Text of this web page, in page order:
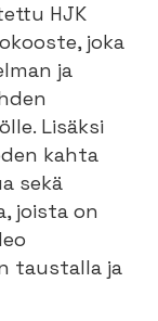
HJK
joka
ja
Lisäksi
kahta
sekä
joista on
taustalla ja